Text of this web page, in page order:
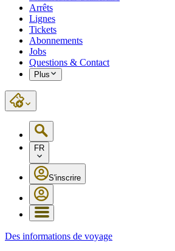
Arrêts
Lignes
Tickets
Abonnements
Jobs
Questions & Contact
Plus
FR
S'inscrire
Des informations de voyage